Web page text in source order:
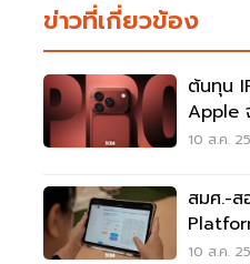
ข่าวที่เกี่ยวข้อง
ต้นทุน
Apple
10 ส.ค.
สมศ.-ส
Real-
10 ส.ค.